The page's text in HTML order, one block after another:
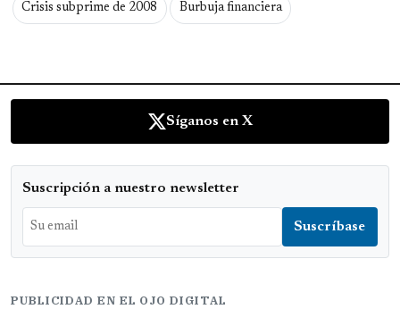
Crisis subprime de 2008 Burbuja financiera
Síganos en X
Suscripción a nuestro newsletter
PUBLICIDAD EN EL OJO DIGITAL